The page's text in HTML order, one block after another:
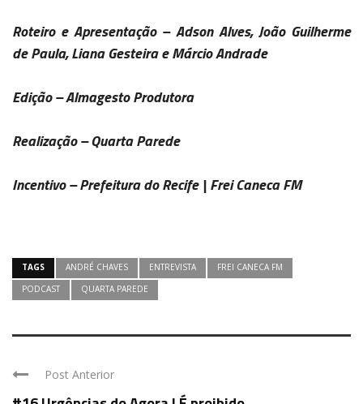
Roteiro e Apresentação – Adson Alves, João Guilherme
de Paula, Liana Gesteira e Márcio Andrade
Edição – Almagesto Produtora
Realização – Quarta Parede
Incentivo – Prefeitura do Recife | Frei Caneca FM
TAGS ANDRÉ CHAVES ENTREVISTA
FREI CANECA FM
PODCAST
QUARTA PAREDE
Post Anterior